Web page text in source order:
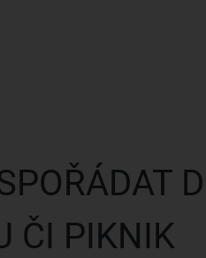
ČI PIKNIK